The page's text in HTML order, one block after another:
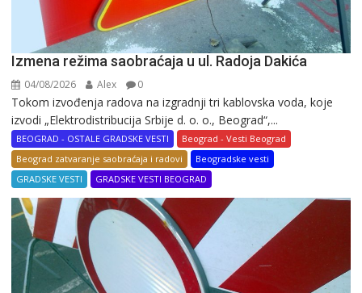
Izmena režima saobraćaja u ul. Radoja Dakića
04/08/2026 Alex 0
Tokom izvođenja radova na izgradnji tri kablovska voda, koje
izvodi „Elektrodistribucija Srbije d. o. o., Beograd“,...
BEOGRAD - OSTALE GRADSKE VESTI
Beograd - Vesti Beograd
Beograd zatvaranje saobraćaja i radovi
Beogradske vesti
GRADSKE VESTI
GRADSKE VESTI BEOGRAD